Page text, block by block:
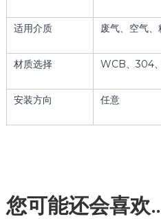
适用介质 废气、空气
材质选择 WCB、304
安装方向 任意
您可能还会喜欢